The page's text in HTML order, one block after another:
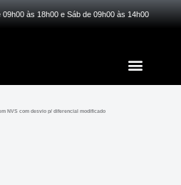
09h00 às 18h00 e Sáb de 09h00 às 14h00
Menu
NVS com desvio p/ diferencial modificado